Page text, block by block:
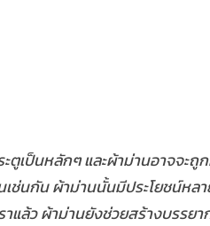
ป็นหลักๆ และผ้าม่านอาจจะถูก
ช่นกัน ผ้าม่านนั้นมีประโยชน์หล
ล้ว ผ้าม่านยังช่วยสร้างบรรยา